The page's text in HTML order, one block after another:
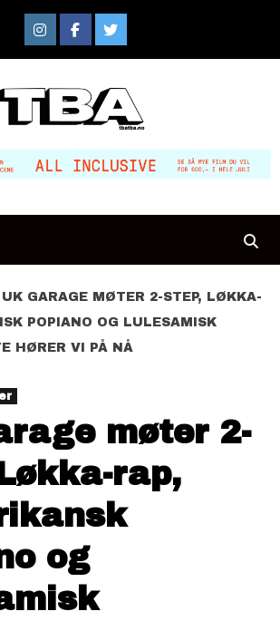
InstagramFacebook
Twitter
UK GARAGE MØTER 2-STEP, LØKKA-
POPIANO OG LULESAMISK
HØRER VI PÅ NÅ
møter 2-
rap,
og